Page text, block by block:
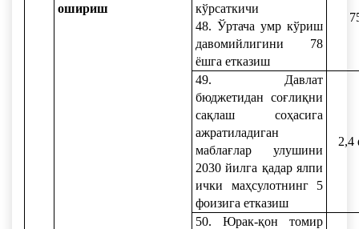
ошириш
кўрсаткичи
48. Ўртача умр кўриш
давомийлигини 78
ёшга етказиш
49. Давлат
бюджетидан соғлиқни
сақлаш соҳасига
ажратиладиган
маблағлар улушини
2030 йилга қадар ялпи
ички маҳсулотнинг 5
фоизига етказиш
2,4
50. Юрак-қон томир